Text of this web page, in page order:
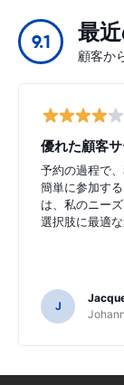
9.1 最
顧客か
優れた顧客
予約の過程で
簡単に参加す
は、私のニー
選択肢に最適
J